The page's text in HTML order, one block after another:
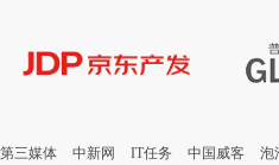
第三媒体 中新网 IT任务 中国威客 泡